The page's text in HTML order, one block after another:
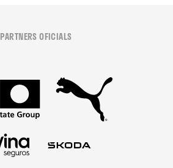
PARTNERS OFICIALS